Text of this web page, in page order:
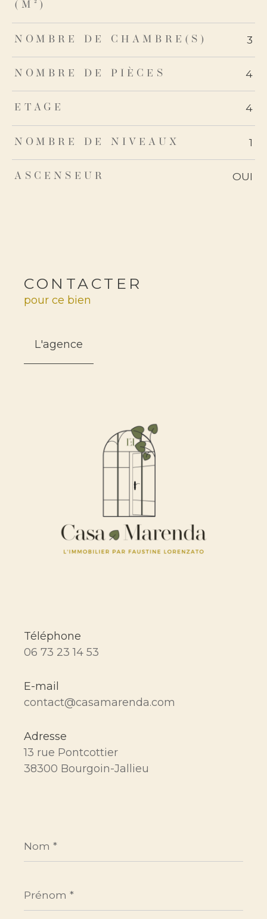
(M²)
NOMBRE DE CHAMBRE(S) 3
NOMBRE DE PIÈCES 4
ETAGE 4
NOMBRE DE NIVEAUX 1
ASCENSEUR OUI
CONTACTER
pour ce bien
L'agence
Téléphone
06 73 23 14 53
E-mail
contact@casamarenda.com
Adresse
13 rue Pontcottier
38300 Bourgoin-Jallieu
*
*